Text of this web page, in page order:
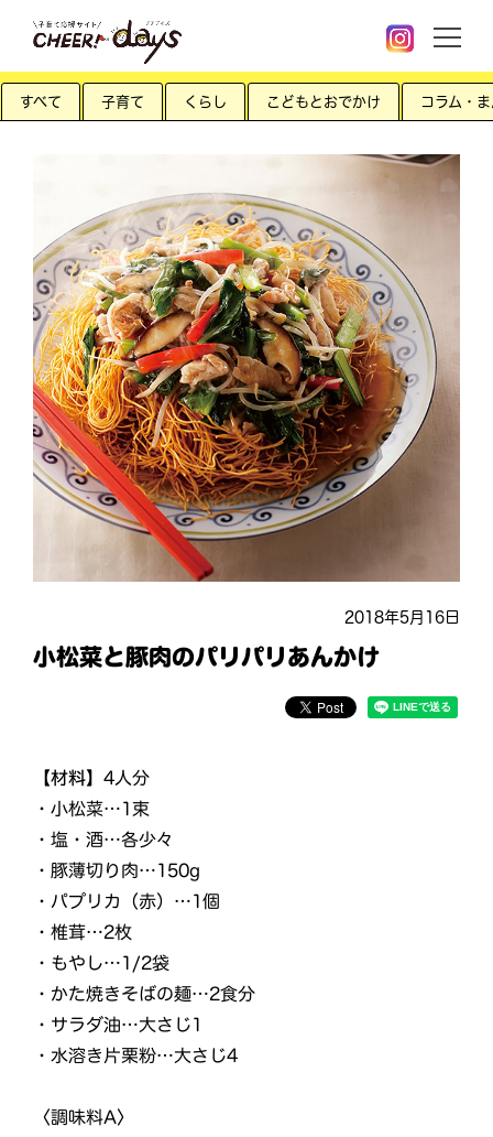
すべて 子育て くらし こどもとおでかけ コラム・
2018年5月16日
小松菜と豚肉のパリパリあんかけ
【材料】4人分
・小松菜…1束
・塩・酒…各少々
・豚薄切り肉…150g
・パプリカ（赤）…1個
・椎茸…2枚
・もやし…1/2袋
・かた焼きそばの麺…2食分
・サラダ油…大さじ1
・水溶き片栗粉…大さじ4
〈調味料A〉